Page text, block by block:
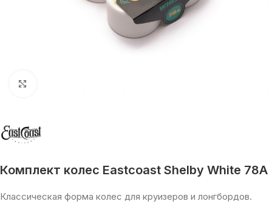
Комплект колес Eastcoast Shelby White 78A
Классическая форма колес для круизеров и лонгбордов.